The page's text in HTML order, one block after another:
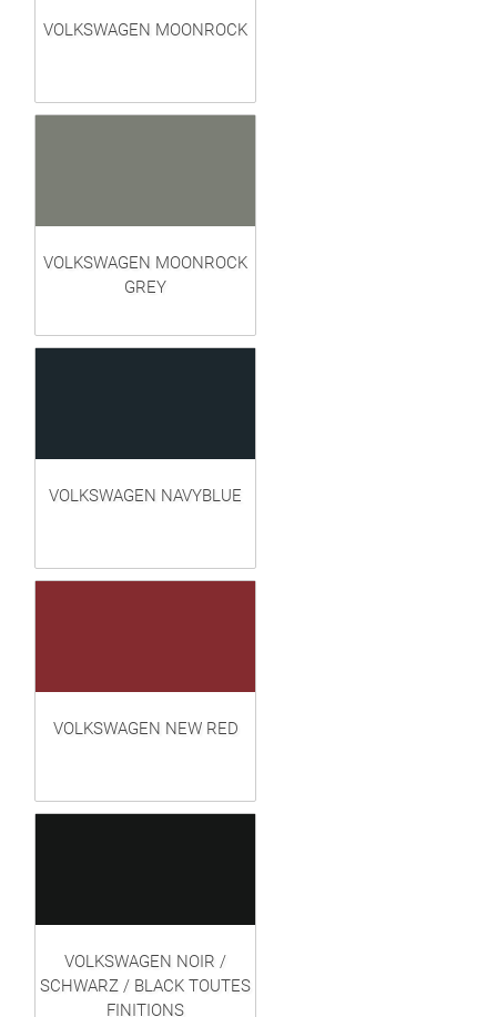
VOLKSWAGEN MOONROCK
VOLKSWAGEN MOONROCK
GREY
VOLKSWAGEN NAVYBLUE
VOLKSWAGEN NEW RED
VOLKSWAGEN NOIR /
SCHWARZ / BLACK TOUTES
FINITIONS